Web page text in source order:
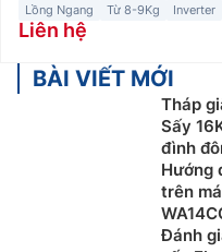
Lồng Ngang Từ 8-9Kg Inverter
Liên hệ
BÀI VIẾT MỚI
Tháp
Sấy
đình
Hướng
trên
Đánh